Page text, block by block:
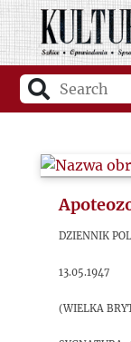
Dziennik
13.05.1947
(Wielka